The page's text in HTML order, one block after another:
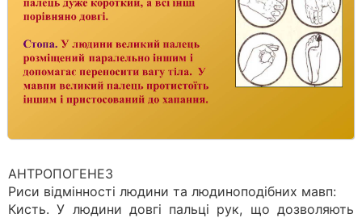
АНТРОПОГЕНЕЗ
Риси відмінності людини та людиноподібних мавп:
Кисть. У людини довгі пальці рук, що дозволяють